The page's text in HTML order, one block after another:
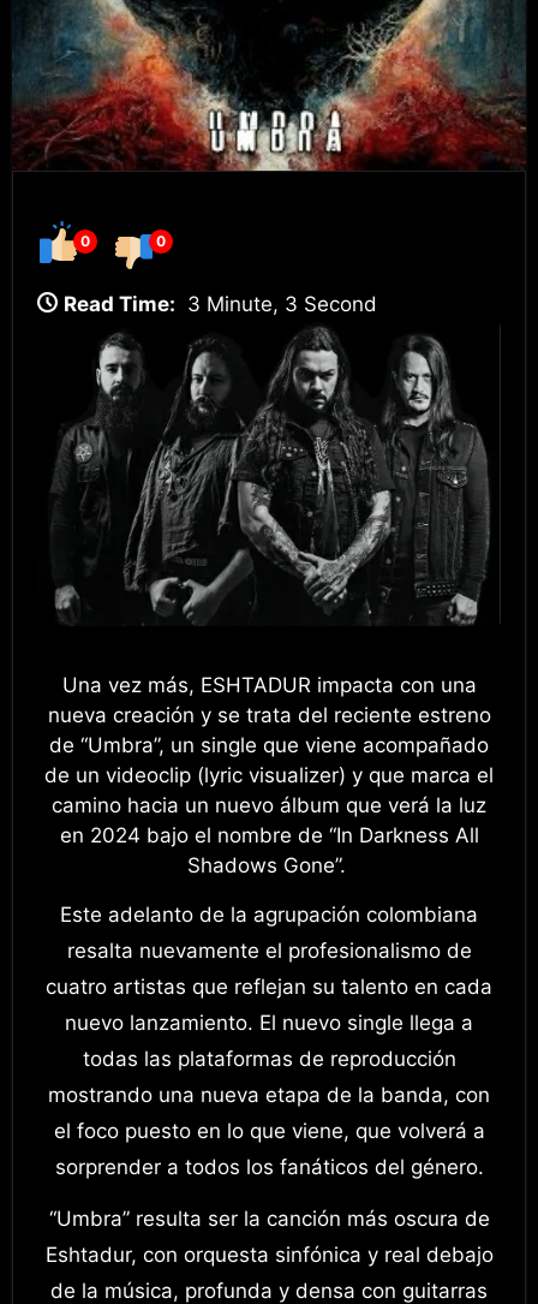
0 0
Read Time: 3 Minute, 3 Second
Una vez más, ESHTADUR impacta con una
nueva creación y se trata del reciente estreno
de “Umbra”, un single que viene acompañado
de un videoclip (lyric visualizer) y que marca el
camino hacia un nuevo álbum que verá la luz
en 2024 bajo el nombre de “In Darkness All
Shadows Gone”.
Este adelanto de la agrupación colombiana
resalta nuevamente el profesionalismo de
cuatro artistas que reflejan su talento en cada
nuevo lanzamiento. El nuevo single llega a
todas las plataformas de reproducción
mostrando una nueva etapa de la banda, con
el foco puesto en lo que viene, que volverá a
sorprender a todos los fanáticos del género.
“Umbra” resulta ser la canción más oscura de
Eshtadur, con orquesta sinfónica y real debajo
de la música, profunda y densa con guitarras